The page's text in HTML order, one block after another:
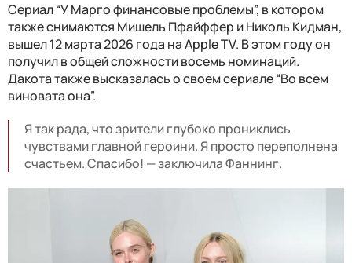
Сериал “У Марго финансовые проблемы”, в котором
также снимаются Мишель Пфайффер и Николь Кидман,
вышел 12 марта 2026 года на Apple TV. В этом году он
получил в общей сложности восемь номинаций.
Дакота также высказалась о своем сериале “Во всем
виновата она”.
Я так рада, что зрители глубоко прониклись
чувствами главной героини. Я просто переполнена
счастьем. Спасибо! — заключила Фаннинг.